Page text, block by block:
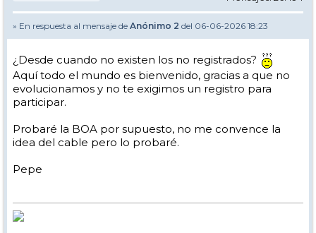
» En respuesta al mensaje de Anónimo 2 del 06-06-2026 18:23
¿Desde cuando no existen los no registrados?
Aquí todo el mundo es bienvenido, gracias a que no
evolucionamos y no te exigimos un registro para
participar.
Probaré la BOA por supuesto, no me convence la
idea del cable pero lo probaré.
Pepe